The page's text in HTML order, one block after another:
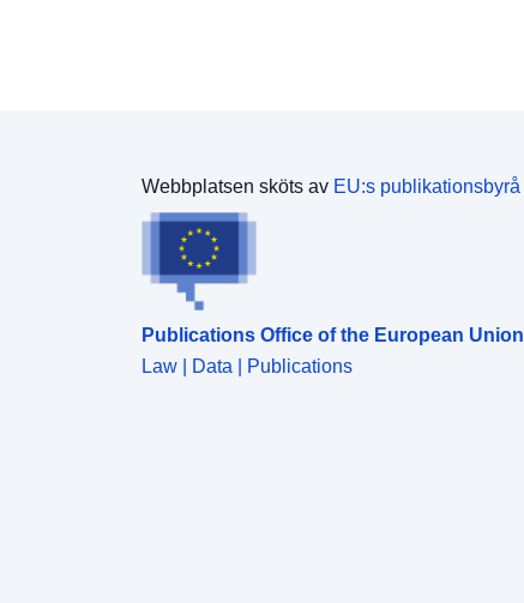
Webbplatsen sköts av EU:s publikationsbyrå
Publications Office of the European Union
Law | Data | Publications